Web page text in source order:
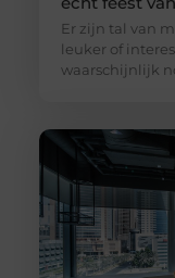
Er zijn tal van
leuker of
waarschijnlijk